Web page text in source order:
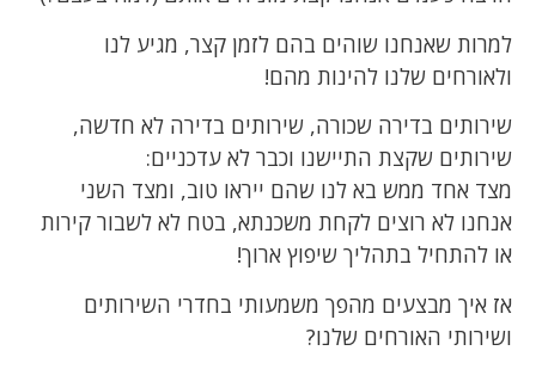
למרות שאנחנו שוהים בהם לזמן קצר, מגיע לנו
ולאורחים שלנו להינות מהם!
שירותים בדירה שכורה, שירותים בדירה לא חדשה,
שירותים שקצת התיישנו וכבר לא עדכניים:
מצד אחד ממש בא לנו שהם ייראו טוב, ומצד השני
אנחנו לא רוצים לקחת משכנתא, בטח לא לשבור קירות
או להתחיל בתהליך שיפוץ ארוך!
אז איך מבצעים מהפך משמעותי בחדרי השירותים
ושירותי האורחים שלנו?